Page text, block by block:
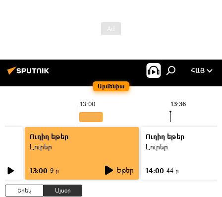
Արմենիա
ՀԱՅ
13:00 13:36
Ուղիղ եթեր
Լուրեր
13:00 9 ր Եթեր
Ուղիղ եթեր
Լուրեր
14:00 44 ր
Երեկ Այսօր